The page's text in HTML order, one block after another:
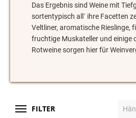
Das Ergebnis sind Weine mit
sortentypisch all` ihre Facetten
Veltliner, aromatische Rieslinge,
fruchtige Muskateller und einige
Rotweine sorgen hier für
FILTER